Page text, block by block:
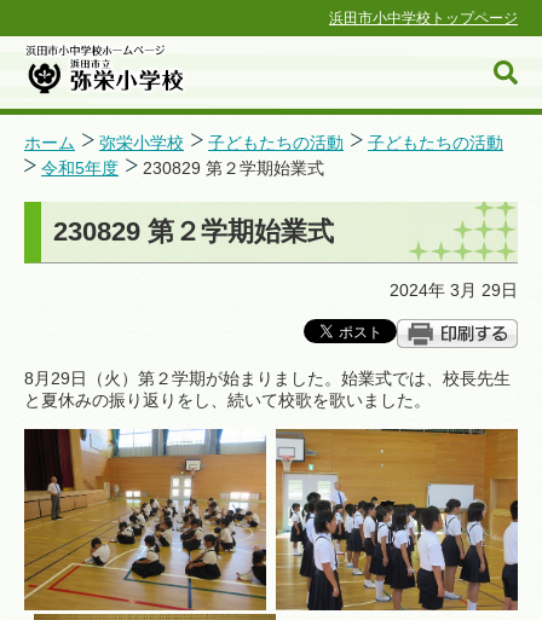
浜田市小中学校トップページ
浜田市小中学校ホームページ
ホーム 弥栄小学校 子どもたちの活動
子どもたちの活動
令和5年度
230829 第２学期始業式
230829 第２学期始業式
2024年 3月 29日
8月29日（火）第２学期が始まりました。始業式では、校長先生
と夏休みの振り返りをし、続いて校歌を歌いました。